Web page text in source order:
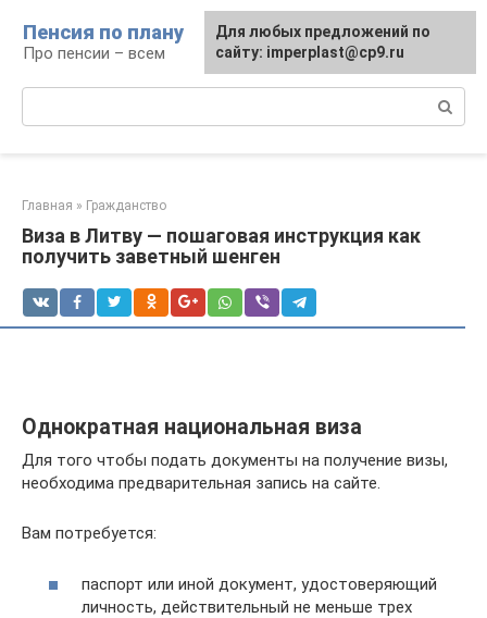
контенту
Пенсия по плану
Про пенсии – всем
Главная » Гражданство
Виза в Литву — пошаговая инструкция как
получить заветный шенген
Однократная национальная виза
Для того чтобы подать документы на получение визы,
необходима предварительная запись на сайте.
Вам потребуется:
паспорт или иной документ, удостоверяющий
личность, действительный не меньше трех
Для любых предложений по
сайту: imperplast@cp9.ru